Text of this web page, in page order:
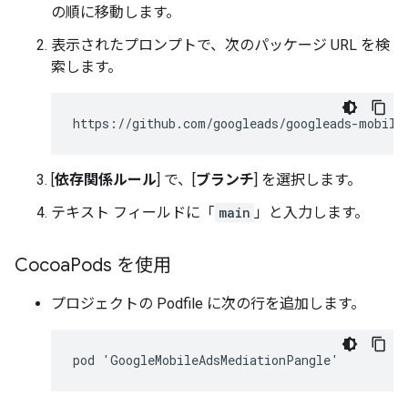
の順に移動します。
表示されたプロンプトで、次のパッケージ URL を検
索します。
[依存関係ルール] で、[ブランチ] を選択します。
テキスト フィールドに「 main 」と入力します。
CocoaPods を使用
プロジェクトの Podfile に次の行を追加します。